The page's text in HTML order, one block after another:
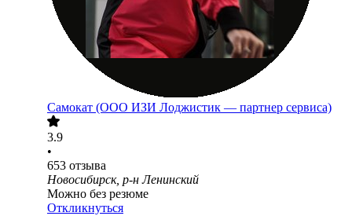
Самокат (ООО ИЗИ Лоджистик — партнер сервиса)
3.9
•
653 отзыва
Новосибирск, р-н Ленинский
Можно без резюме
Откликнуться